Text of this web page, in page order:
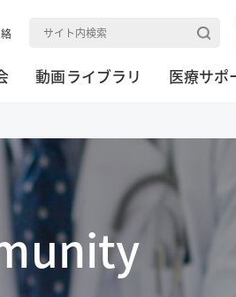
添付文書ダウンロー
カナリア
眠症
骨粗鬆症・リウマチ
腫
感染症
バイオシミラー
動画ライブラリ 医療サポ
診療報酬ニュース
わかる！医療制度
線
ガイドライン情報
つくるClinical